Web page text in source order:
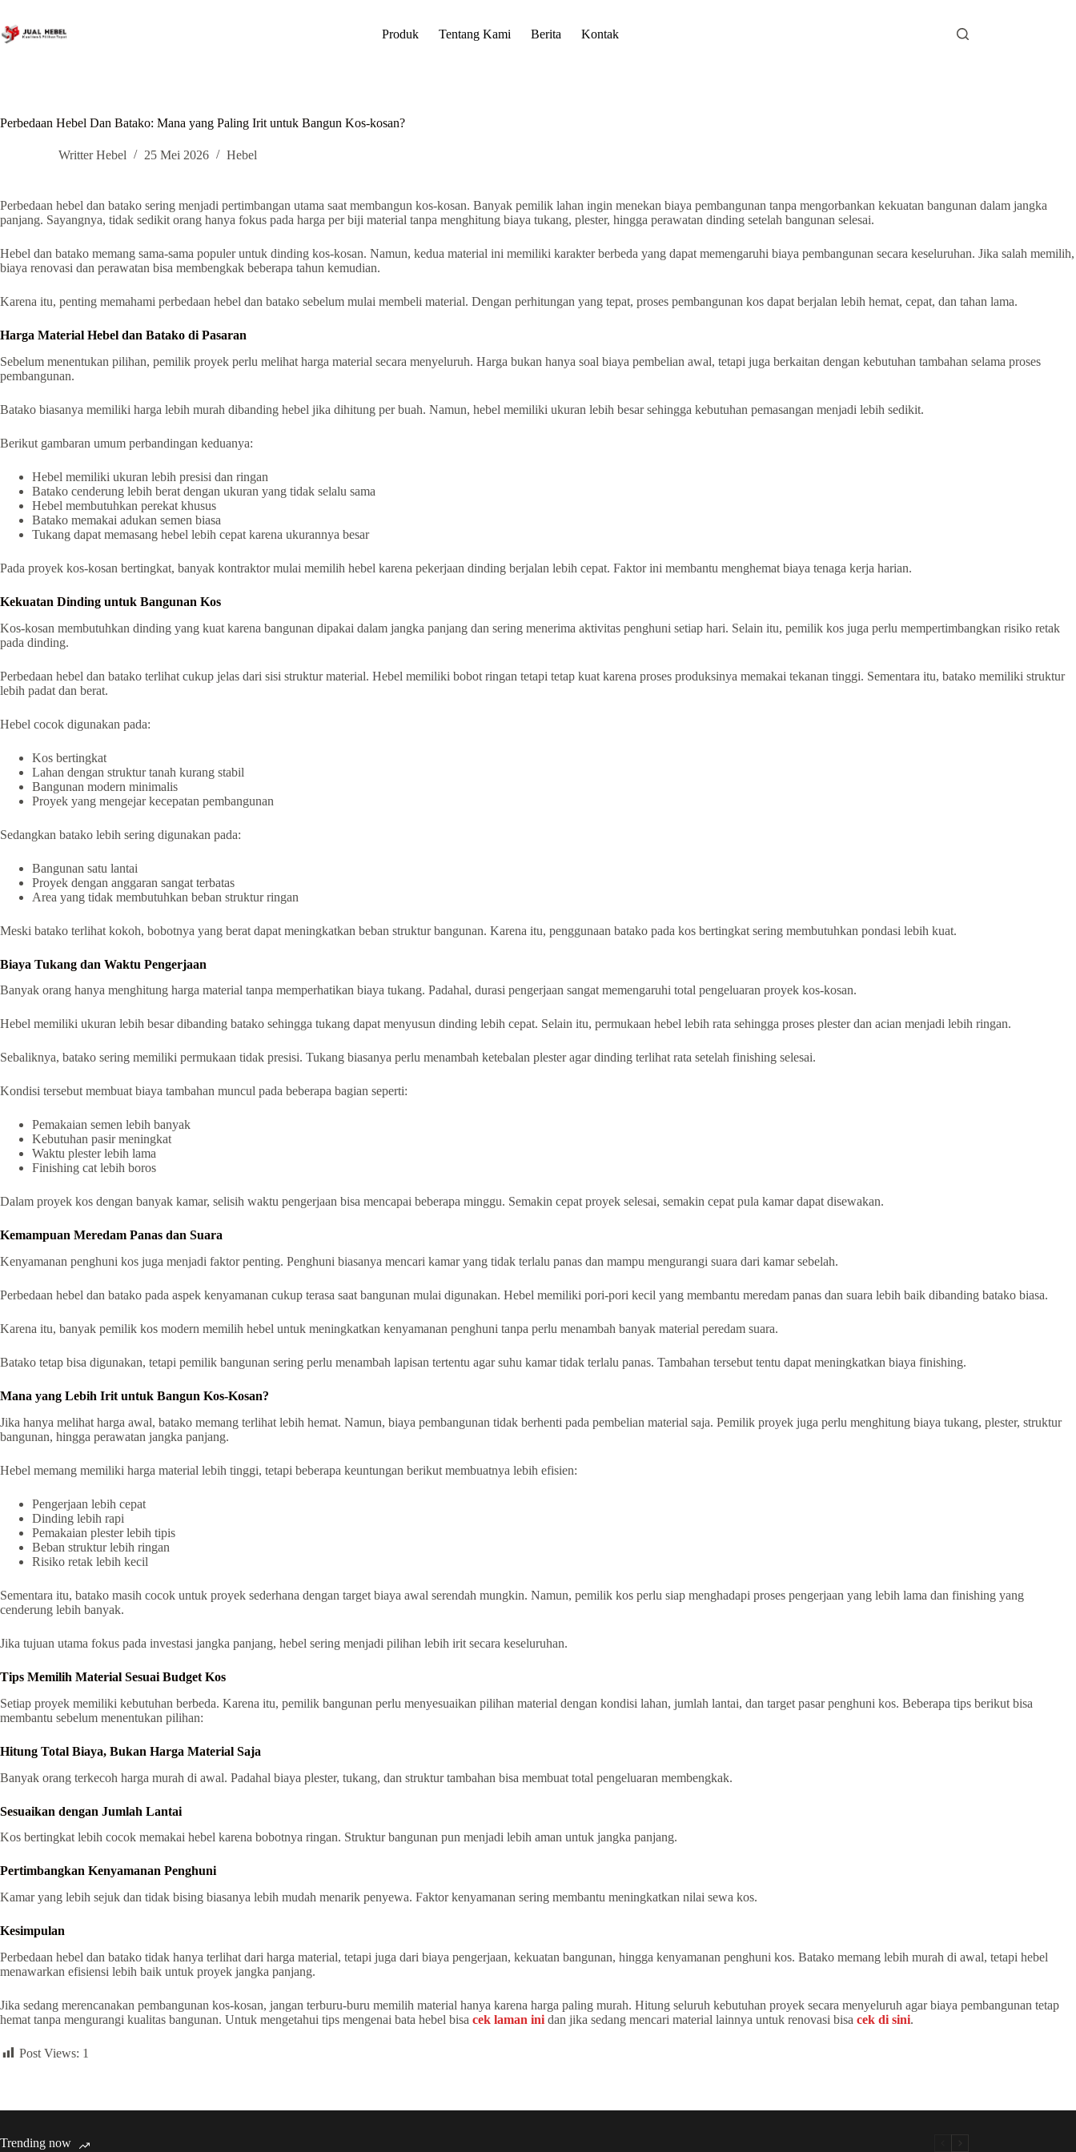
content
Produk Tentang Kami Berita Kontak
Perbedaan Hebel Dan Batako: Mana yang Paling Irit untuk Bangun Kos-kosan?
Writter Hebel 25 Mei 2026 Hebel
Perbedaan hebel dan batako sering menjadi pertimbangan utama saat membangun kos-kosan. Banyak pemilik lahan ingin menekan biaya pembangunan tanpa mengorbankan kekuatan bangunan dalam jangka
panjang. Sayangnya, tidak sedikit orang hanya fokus pada harga per biji material tanpa menghitung biaya tukang, plester, hingga perawatan dinding setelah bangunan selesai.
Hebel dan batako memang sama-sama populer untuk dinding kos-kosan. Namun, kedua material ini memiliki karakter berbeda yang dapat memengaruhi biaya pembangunan secara keseluruhan. Jika salah memilih,
biaya renovasi dan perawatan bisa membengkak beberapa tahun kemudian.
Karena itu, penting memahami perbedaan hebel dan batako sebelum mulai membeli material. Dengan perhitungan yang tepat, proses pembangunan kos dapat berjalan lebih hemat, cepat, dan tahan lama.
Harga Material Hebel dan Batako di Pasaran
Sebelum menentukan pilihan, pemilik proyek perlu melihat harga material secara menyeluruh. Harga bukan hanya soal biaya pembelian awal, tetapi juga berkaitan dengan kebutuhan tambahan selama proses
pembangunan.
Batako biasanya memiliki harga lebih murah dibanding hebel jika dihitung per buah. Namun, hebel memiliki ukuran lebih besar sehingga kebutuhan pemasangan menjadi lebih sedikit.
Berikut gambaran umum perbandingan keduanya:
Hebel memiliki ukuran lebih presisi dan ringan
Batako cenderung lebih berat dengan ukuran yang tidak selalu sama
Hebel membutuhkan perekat khusus
Batako memakai adukan semen biasa
Tukang dapat memasang hebel lebih cepat karena ukurannya besar
Pada proyek kos-kosan bertingkat, banyak kontraktor mulai memilih hebel karena pekerjaan dinding berjalan lebih cepat. Faktor ini membantu menghemat biaya tenaga kerja harian.
Kekuatan Dinding untuk Bangunan Kos
Kos-kosan membutuhkan dinding yang kuat karena bangunan dipakai dalam jangka panjang dan sering menerima aktivitas penghuni setiap hari. Selain itu, pemilik kos juga perlu mempertimbangkan risiko retak
pada dinding.
Perbedaan hebel dan batako terlihat cukup jelas dari sisi struktur material. Hebel memiliki bobot ringan tetapi tetap kuat karena proses produksinya memakai tekanan tinggi. Sementara itu, batako memiliki struktur
lebih padat dan berat.
Hebel cocok digunakan pada:
Kos bertingkat
Lahan dengan struktur tanah kurang stabil
Bangunan modern minimalis
Proyek yang mengejar kecepatan pembangunan
Sedangkan batako lebih sering digunakan pada:
Bangunan satu lantai
Proyek dengan anggaran sangat terbatas
Area yang tidak membutuhkan beban struktur ringan
Meski batako terlihat kokoh, bobotnya yang berat dapat meningkatkan beban struktur bangunan. Karena itu, penggunaan batako pada kos bertingkat sering membutuhkan pondasi lebih kuat.
Biaya Tukang dan Waktu Pengerjaan
Banyak orang hanya menghitung harga material tanpa memperhatikan biaya tukang. Padahal, durasi pengerjaan sangat memengaruhi total pengeluaran proyek kos-kosan.
Hebel memiliki ukuran lebih besar dibanding batako sehingga tukang dapat menyusun dinding lebih cepat. Selain itu, permukaan hebel lebih rata sehingga proses plester dan acian menjadi lebih ringan.
Sebaliknya, batako sering memiliki permukaan tidak presisi. Tukang biasanya perlu menambah ketebalan plester agar dinding terlihat rata setelah finishing selesai.
Kondisi tersebut membuat biaya tambahan muncul pada beberapa bagian seperti:
Pemakaian semen lebih banyak
Kebutuhan pasir meningkat
Waktu plester lebih lama
Finishing cat lebih boros
Dalam proyek kos dengan banyak kamar, selisih waktu pengerjaan bisa mencapai beberapa minggu. Semakin cepat proyek selesai, semakin cepat pula kamar dapat disewakan.
Kemampuan Meredam Panas dan Suara
Kenyamanan penghuni kos juga menjadi faktor penting. Penghuni biasanya mencari kamar yang tidak terlalu panas dan mampu mengurangi suara dari kamar sebelah.
Perbedaan hebel dan batako pada aspek kenyamanan cukup terasa saat bangunan mulai digunakan. Hebel memiliki pori-pori kecil yang membantu meredam panas dan suara lebih baik dibanding batako biasa.
Karena itu, banyak pemilik kos modern memilih hebel untuk meningkatkan kenyamanan penghuni tanpa perlu menambah banyak material peredam suara.
Batako tetap bisa digunakan, tetapi pemilik bangunan sering perlu menambah lapisan tertentu agar suhu kamar tidak terlalu panas. Tambahan tersebut tentu dapat meningkatkan biaya finishing.
Mana yang Lebih Irit untuk Bangun Kos-Kosan?
Jika hanya melihat harga awal, batako memang terlihat lebih hemat. Namun, biaya pembangunan tidak berhenti pada pembelian material saja. Pemilik proyek juga perlu menghitung biaya tukang, plester, struktur
bangunan, hingga perawatan jangka panjang.
Hebel memang memiliki harga material lebih tinggi, tetapi beberapa keuntungan berikut membuatnya lebih efisien:
Pengerjaan lebih cepat
Dinding lebih rapi
Pemakaian plester lebih tipis
Beban struktur lebih ringan
Risiko retak lebih kecil
Sementara itu, batako masih cocok untuk proyek sederhana dengan target biaya awal serendah mungkin. Namun, pemilik kos perlu siap menghadapi proses pengerjaan yang lebih lama dan finishing yang
cenderung lebih banyak.
Jika tujuan utama fokus pada investasi jangka panjang, hebel sering menjadi pilihan lebih irit secara keseluruhan.
Tips Memilih Material Sesuai Budget Kos
Setiap proyek memiliki kebutuhan berbeda. Karena itu, pemilik bangunan perlu menyesuaikan pilihan material dengan kondisi lahan, jumlah lantai, dan target pasar penghuni kos. Beberapa tips berikut bisa
membantu sebelum menentukan pilihan:
Hitung Total Biaya, Bukan Harga Material Saja
Banyak orang terkecoh harga murah di awal. Padahal biaya plester, tukang, dan struktur tambahan bisa membuat total pengeluaran membengkak.
Sesuaikan dengan Jumlah Lantai
Kos bertingkat lebih cocok memakai hebel karena bobotnya ringan. Struktur bangunan pun menjadi lebih aman untuk jangka panjang.
Pertimbangkan Kenyamanan Penghuni
Kamar yang lebih sejuk dan tidak bising biasanya lebih mudah menarik penyewa. Faktor kenyamanan sering membantu meningkatkan nilai sewa kos.
Kesimpulan
Perbedaan hebel dan batako tidak hanya terlihat dari harga material, tetapi juga dari biaya pengerjaan, kekuatan bangunan, hingga kenyamanan penghuni kos. Batako memang lebih murah di awal, tetapi hebel
menawarkan efisiensi lebih baik untuk proyek jangka panjang.
Jika sedang merencanakan pembangunan kos-kosan, jangan terburu-buru memilih material hanya karena harga paling murah. Hitung seluruh kebutuhan proyek secara menyeluruh agar biaya pembangunan tetap
hemat tanpa mengurangi kualitas bangunan. Untuk mengetahui tips mengenai bata hebel bisa cek laman ini dan jika sedang mencari material lainnya untuk renovasi bisa cek di sini.
Post Views: 1
Trending now